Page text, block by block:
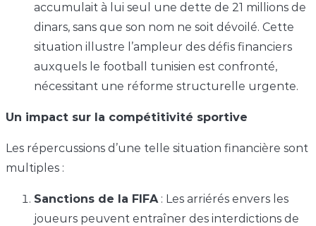
accumulait à lui seul une dette de 21 millions de
dinars, sans que son nom ne soit dévoilé. Cette
situation illustre l’ampleur des défis financiers
auxquels le football tunisien est confronté,
nécessitant une réforme structurelle urgente.
Un impact sur la compétitivité sportive
Les répercussions d’une telle situation financière sont
multiples :
Sanctions de la FIFA: Les arriérés envers les
joueurs peuvent entraîner des interdictions de